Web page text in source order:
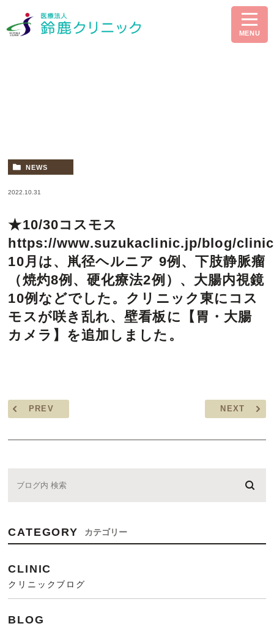
MENU
NEWS
2022.10.31
★10/30コスモス
https://www.suzukaclinic.jp/blog/
10月は、鼡径ヘルニア 9例、下肢静脈瘤
（焼灼8例、硬化療法2例）、大腸内視鏡
10例などでした。クリニック東にコス
モスが咲き乱れ、壁看板に【胃・大腸
カメラ】を追加しました。
PREV NEXT
CATEGORY カテゴリー
CLINIC
クリニックブログ
BLOG